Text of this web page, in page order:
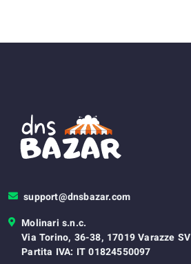
support@dnsbazar.com
Molinari s.n.c.
Via Torino, 36-38, 17019 Varazze SV
Partita IVA: IT 01824550097